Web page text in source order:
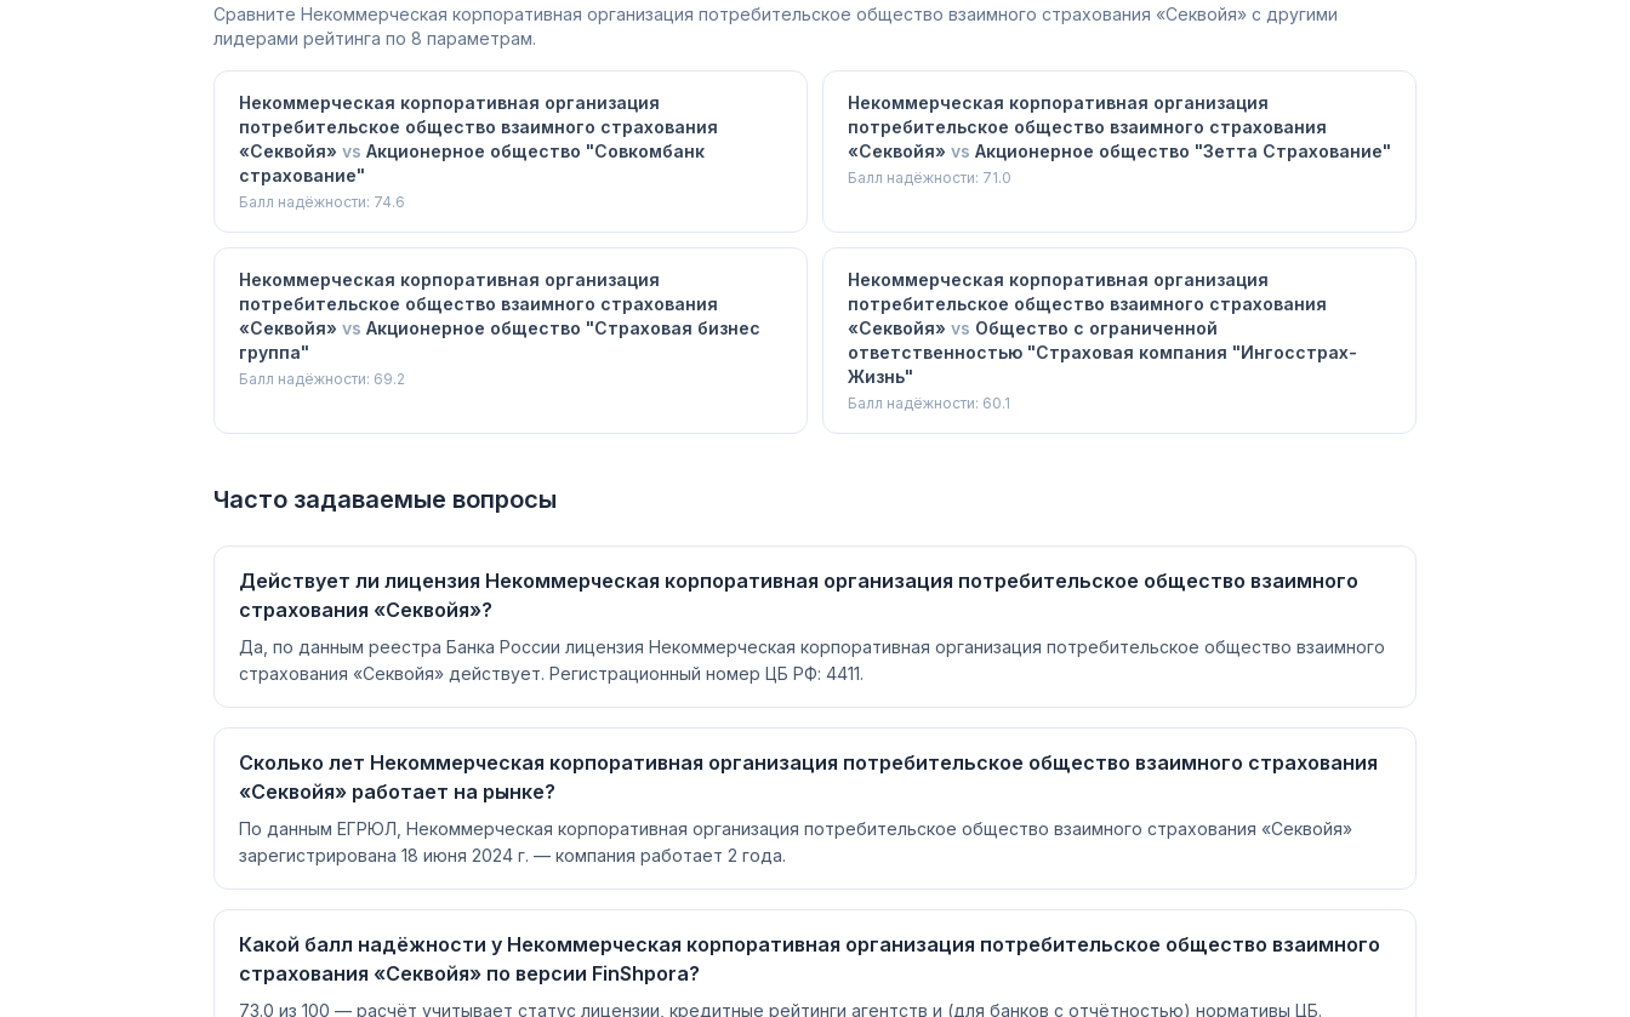
Сравните Некоммерческая корпоративная организация потребительское общество взаимного страхования «Секвойя» с другими
лидерами рейтинга по 8 параметрам.
Некоммерческая корпоративная организация
потребительское общество взаимного страхования
«Секвойя» vs Акционерное общество "Совкомбанк
страхование"
Балл надёжности: 74.6
Некоммерческая корпоративная организация
потребительское общество взаимного страхования
«Секвойя» vs Акционерное общество "Зетта Страхование"
Балл надёжности: 71.0
Некоммерческая корпоративная организация
потребительское общество взаимного страхования
«Секвойя» vs Акционерное общество "Страховая бизнес
группа"
Балл надёжности: 69.2
Некоммерческая корпоративная организация
потребительское общество взаимного страхования
«Секвойя» vs Общество с ограниченной
ответственностью "Страховая компания "Ингосстрах-
Жизнь"
Балл надёжности: 60.1
Часто задаваемые вопросы
Действует ли лицензия Некоммерческая корпоративная организация потребительское общество взаимного
страхования «Секвойя»?
Да, по данным реестра Банка России лицензия Некоммерческая корпоративная организация потребительское общество взаимного
страхования «Секвойя» действует. Регистрационный номер ЦБ РФ: 4411.
Сколько лет Некоммерческая корпоративная организация потребительское общество взаимного страхования
«Секвойя» работает на рынке?
По данным ЕГРЮЛ, Некоммерческая корпоративная организация потребительское общество взаимного страхования «Секвойя»
зарегистрирована 18 июня 2024 г. — компания работает 2 года.
Какой балл надёжности у Некоммерческая корпоративная организация потребительское общество взаимного
страхования «Секвойя» по версии FinShpora?
73.0 из 100 — расчёт учитывает статус лицензии, кредитные рейтинги агентств и (для банков с отчётностью) нормативы ЦБ.